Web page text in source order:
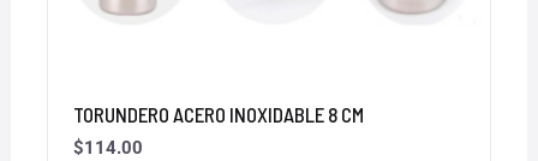
TORUNDERO ACERO INOXIDABLE 8 CM
$114.00